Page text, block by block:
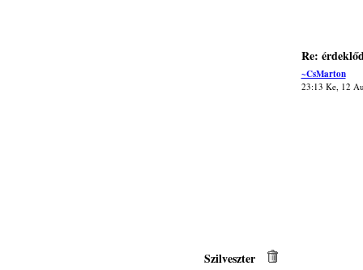
Re:
~CsMarton
23:13 Ke, 12
Szilveszter